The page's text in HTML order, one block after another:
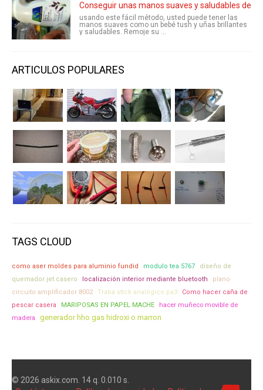
Conseguir unas manos suaves y saludables
usando este fácil método, usted puede tener las
manos suaves como un bebé tush y uñas brillantes
y saludables. Remoje su ...
ARTICULOS POPULARES
TAGS CLOUD
como aser moldes para aluminio fundid modulo tea 5767
diseño de
quemador jet casero
localización interior mediante bluetooth
plano
circuito amplificador 8002
Traba stick analógico pa3
Como hacer caña de
pescar casera
MARIPOSAS EN PAPEL MACHE
hacer muñeco movible de
madera
generador hho gas hidroxi o marron
© 2026 askix.com. 14 q. 0.010 s.